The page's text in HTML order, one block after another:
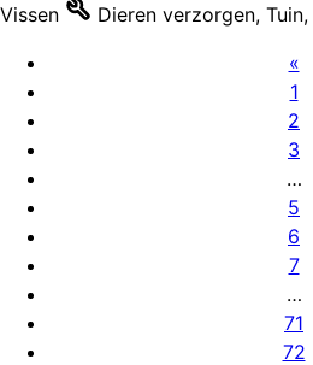
Vissen
Dieren verzorgen, Tuin,
«
1
2
3
…
5
6
7
…
71
72